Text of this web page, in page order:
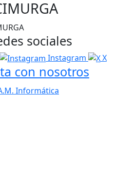
sociales
Instagram X
con nosotros
Informática